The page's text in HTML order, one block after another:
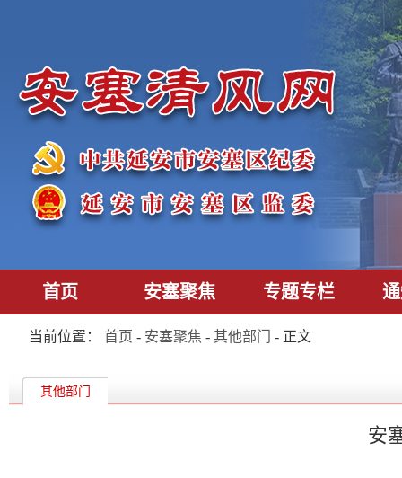
首页 安塞聚焦 专题专栏
当前位置： 首页 - 安塞聚焦 - 其他部门 - 正文
其他部门
安